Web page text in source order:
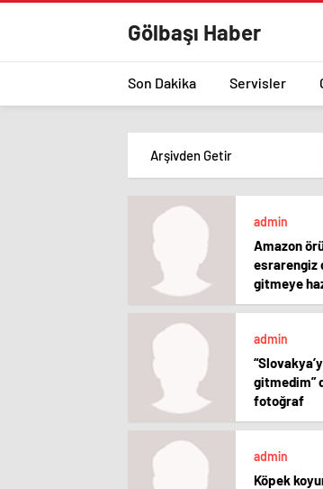
Gölbaşı Haber
Son Dakika Servisler
admin
Amazon
esrarengiz
gitmeye
admin
gitmedim”
fotoğraf
admin
Köpek